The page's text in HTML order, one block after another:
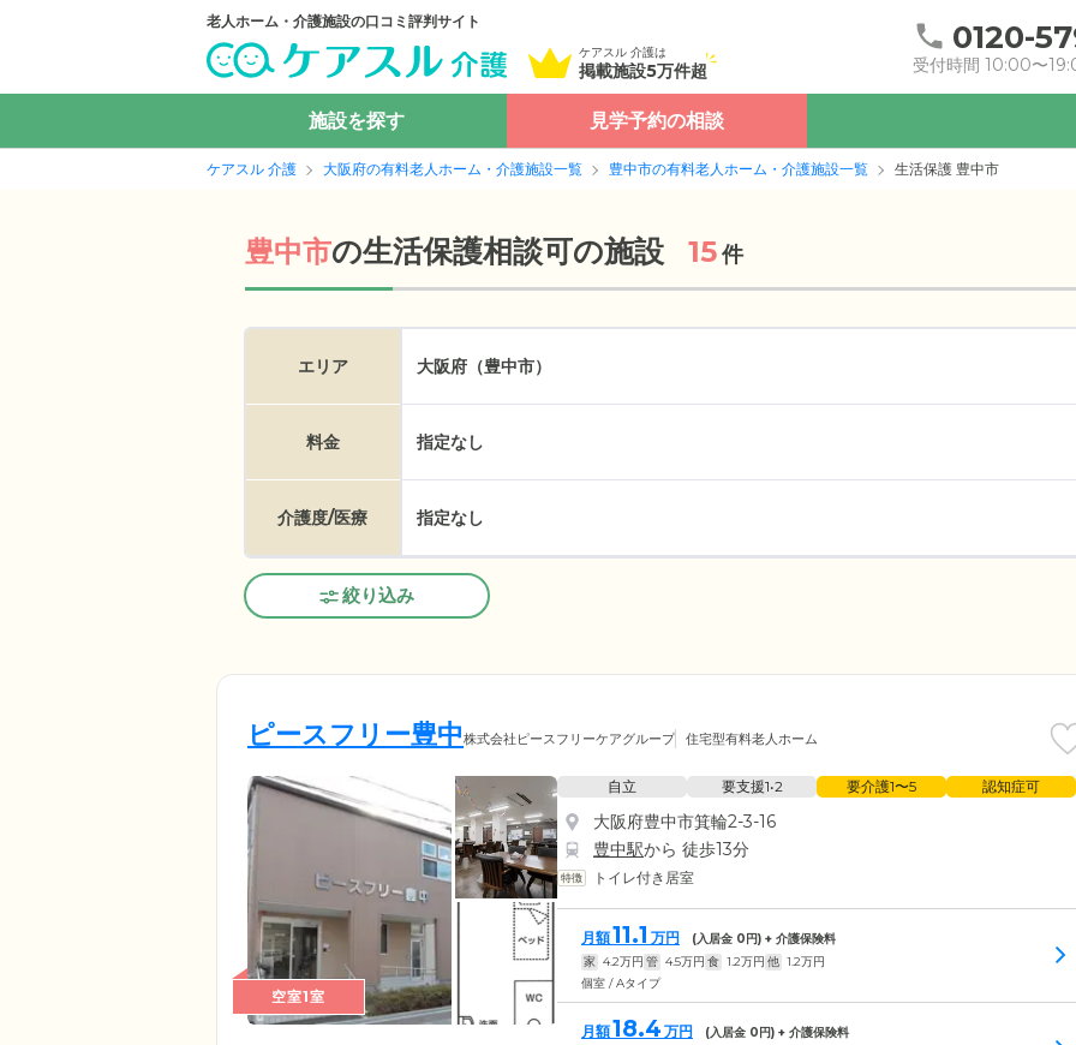
老人ホーム・介護施設の口コミ評判サイト
ケアスル 介護は
掲載施設5万件超
0120-
受付時間 10:00〜
施設を探す 見学予約の相談
ケアスル 介護 大阪府の有料老人ホーム・介護施設一覧 豊中市の有料老人ホーム・介護施設一覧 生活保護 豊中市
豊中市の生活保護相談可の施設 15件
エリア 大阪府（豊中市）
料金 指定なし
介護度/医療 指定なし
絞り込み
ピースフリー豊中株式会社ピースフリーケアグループ 住宅型有料老人ホーム
空室1室
自立 要支援1•2 要介護1〜5 認知症可
大阪府豊中市箕輪2-3-16
豊中駅から 徒歩13分
トイレ付き居室
月額11.1 万円 (入居金 0円) + 介護保険料
家 4.2万円 管 4.5万円 食 1.2万円 他 1.2万円
個室 / Aタイプ
月額18.4 万円 (入居金 0円) + 介護保険料